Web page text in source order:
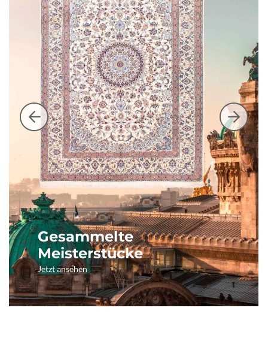
Gesammelte
Meisterstücke
Jetzt ansehen